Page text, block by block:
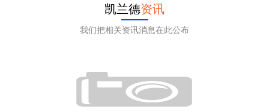
凯兰德资讯
我们把相关资讯消息在此公布